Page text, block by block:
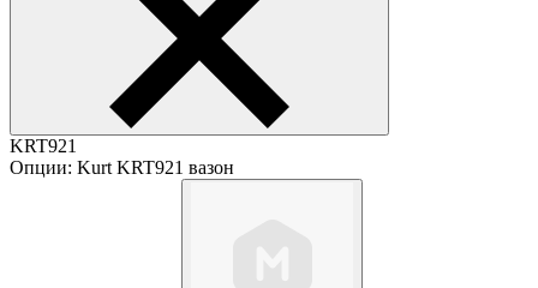
KRT921
Опции: Kurt KRT921 вазон